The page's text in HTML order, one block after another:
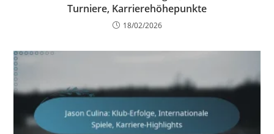
Turniere, Karrierehöhepunkte
18/02/2026